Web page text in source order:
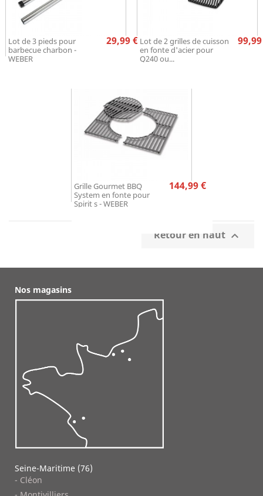
Lot de 3 pieds pour
barbecue charbon -
WEBER
Prix
29,99 € Lot de 2 grilles de cuisson
en fonte d'acier pour
Q240 ou...
Grille Gourmet BBQ
System en fonte pour
Spirit s - WEBER
Prix
144,99 €
Retour en haut 
Nos magasins
Seine-Maritime (76)
- Cléon